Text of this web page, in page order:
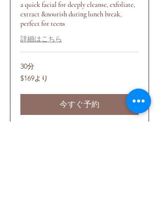
a quick facial for deeply cleanse, exfoliate,
extract &nourish during lunch break,
perfect for teens
詳細はこちら
30分
169
米
ル
$169より
今すぐ予約